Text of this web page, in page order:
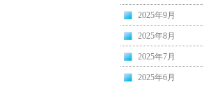
2025年9月
2025年8月
2025年7月
2025年6月